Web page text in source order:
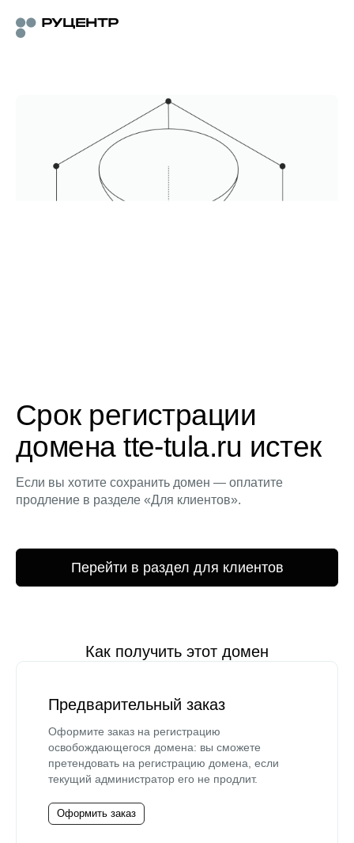
Срок регистрации
домена tte-tula.ru истек
Если вы хотите сохранить домен — оплатите
продление в разделе «Для клиентов».
Перейти в раздел для клиентов
Как получить этот домен
Предварительный заказ
Оформите заказ на регистрацию
освобождающегося домена: вы сможете
претендовать на регистрацию домена, если
текущий администратор его не продлит.
Оформить заказ